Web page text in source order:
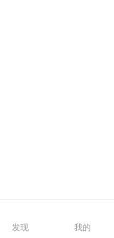
发现 我的